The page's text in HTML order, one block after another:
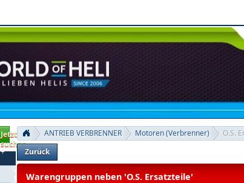
Jetzt
suchen
ANTRIEB VERBRENNER Motoren (Verbrenner)
O.S.
Zurück
Warengruppen neben 'O.S. Ersatzteile'